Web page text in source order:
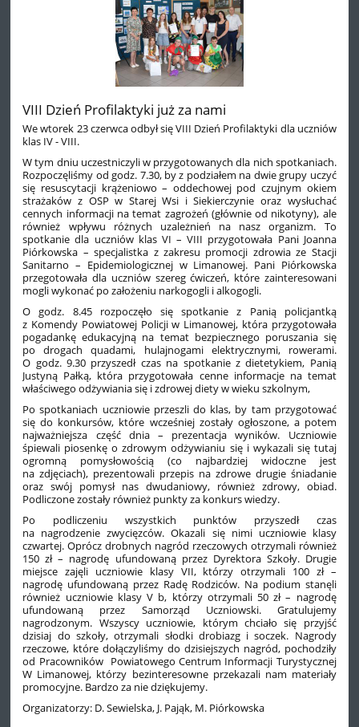
VIII Dzień Profilaktyki już za nami
We wtorek 23 czerwca odbył się VIII Dzień Profilaktyki dla uczniów
klas IV - VIII.
W tym dniu uczestniczyli w przygotowanych dla nich spotkaniach.
Rozpoczęliśmy od godz. 7.30, by z podziałem na dwie grupy uczyć
się resuscytacji krążeniowo – oddechowej pod czujnym okiem
strażaków z OSP w Starej Wsi i Siekierczynie oraz wysłuchać
cennych informacji na temat zagrożeń (głównie od nikotyny), ale
również wpływu różnych uzależnień na nasz organizm. To
spotkanie dla uczniów klas VI – VIII przygotowała Pani Joanna
Piórkowska – specjalistka z zakresu promocji zdrowia ze Stacji
Sanitarno – Epidemiologicznej w Limanowej. Pani Piórkowska
przegotowała dla uczniów szereg ćwiczeń, które zainteresowani
mogli wykonać po założeniu narkogogli i alkogogli.
O godz. 8.45 rozpoczęło się spotkanie z Panią policjantką
z Komendy Powiatowej Policji w Limanowej, która przygotowała
pogadankę edukacyjną na temat bezpiecznego poruszania się
po drogach quadami, hulajnogami elektrycznymi, rowerami.
O godz. 9.30 przyszedł czas na spotkanie z dietetykiem, Panią
Justyną Pałką, która przygotowała cenne informacje na temat
właściwego odżywiania się i zdrowej diety w wieku szkolnym,
Po spotkaniach uczniowie przeszli do klas, by tam przygotować
się do konkursów, które wcześniej zostały ogłoszone, a potem
najważniejsza część dnia – prezentacja wyników. Uczniowie
śpiewali piosenkę o zdrowym odżywianiu się i wykazali się tutaj
ogromną pomysłowością (co najbardziej widoczne jest
na zdjęciach), prezentowali przepis na zdrowe drugie śniadanie
oraz swój pomysł nas dwudaniowy, również zdrowy, obiad.
Podliczone zostały również punkty za konkurs wiedzy.
Po podliczeniu wszystkich punktów przyszedł czas
na nagrodzenie zwycięzców. Okazali się nimi uczniowie klasy
czwartej. Oprócz drobnych nagród rzeczowych otrzymali również
150 zł – nagrodę ufundowaną przez Dyrektora Szkoły. Drugie
miejsce zajęli uczniowie klasy VII, którzy otrzymali 100 zł –
nagrodę ufundowaną przez Radę Rodziców. Na podium stanęli
również uczniowie klasy V b, którzy otrzymali 50 zł – nagrodę
ufundowaną przez Samorząd Uczniowski. Gratulujemy
nagrodzonym. Wszyscy uczniowie, którym chciało się przyjść
dzisiaj do szkoły, otrzymali słodki drobiazg i soczek. Nagrody
rzeczowe, które dołączyliśmy do dzisiejszych nagród, pochodziły
od Pracowników Powiatowego Centrum Informacji Turystycznej
W Limanowej, którzy bezinteresowne przekazali nam materiały
promocyjne. Bardzo za nie dziękujemy.
Organizatorzy: D. Sewielska, J. Pająk, M. Piórkowska